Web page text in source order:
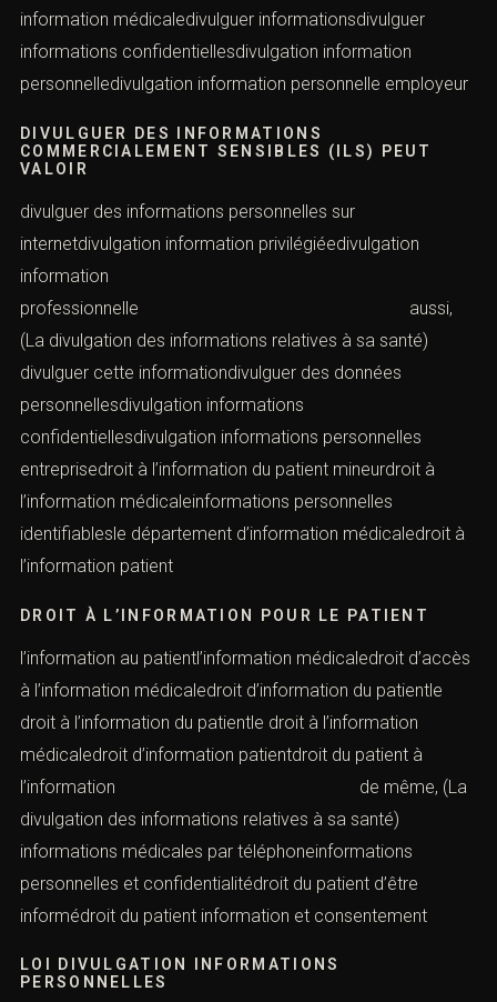
information médicaledivulguer informationsdivulguer
informations confidentiellesdivulgation information
personnelledivulgation information personnelle employeur
DIVULGUER DES INFORMATIONS
COMMERCIALEMENT SENSIBLES (ILS) PEUT
VALOIR
divulguer des informations personnelles sur
internetdivulgation information privilégiéedivulgation
information
professionnelle aussi,
(La divulgation des informations relatives à sa santé)
divulguer cette informationdivulguer des données
personnellesdivulgation informations
confidentiellesdivulgation informations personnelles
entreprisedroit à l’information du patient mineurdroit à
l’information médicaleinformations personnelles
identifiablesle département d’information médicaledroit à
l’information patient
DROIT À L’INFORMATION POUR LE PATIENT
l’information au patientl’information médicaledroit d’accès
à l’information médicaledroit d’information du patientle
droit à l’information du patientle droit à l’information
médicaledroit d’information patientdroit du patient à
l’information de même, (La
divulgation des informations relatives à sa santé)
informations médicales par téléphoneinformations
personnelles et confidentialitédroit du patient d’être
informédroit du patient information et consentement
LOI DIVULGATION INFORMATIONS
PERSONNELLES